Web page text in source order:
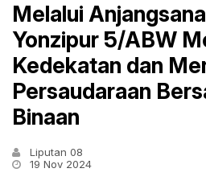
Melalui
Yonzipur 5/ABW
Kedekatan dan
Persaudaraan
Binaan
Liputan 08
19 Nov 2024